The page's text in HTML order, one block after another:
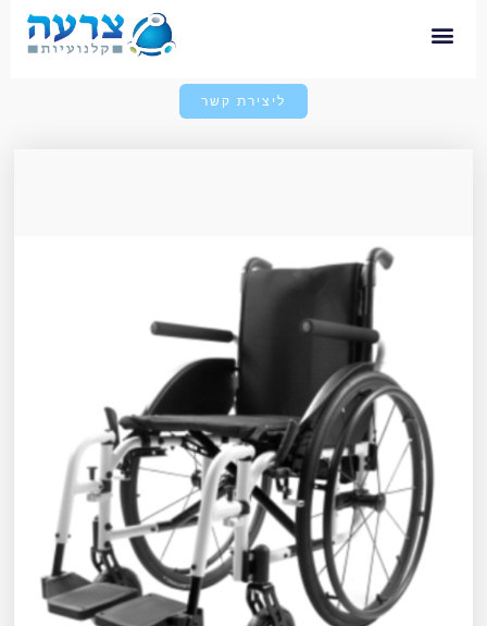
ליצירת קשר